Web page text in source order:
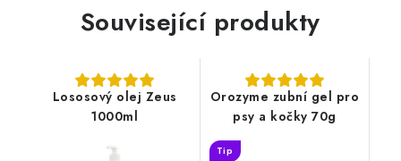
Související produkty
Lososový olej Zeus
1000ml
Orozyme zubní gel pro
psy a kočky 70g
Tip